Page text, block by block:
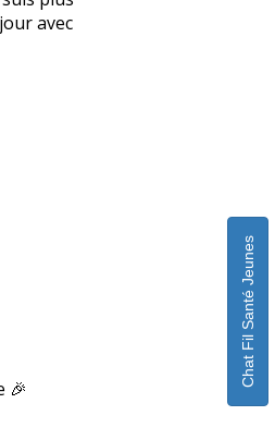
avec
🎉
Chat Fil Santé Jeunes